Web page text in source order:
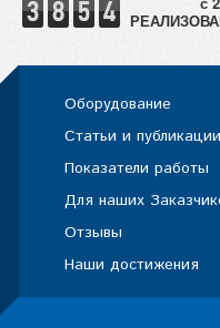
Оборудование
Статьи и публикации
Показатели работы
Для наших
Отзывы
Наши достижения